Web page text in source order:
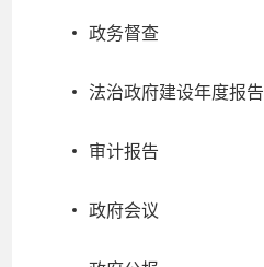
政务督查
法治政府建设年度报告
审计报告
政府会议